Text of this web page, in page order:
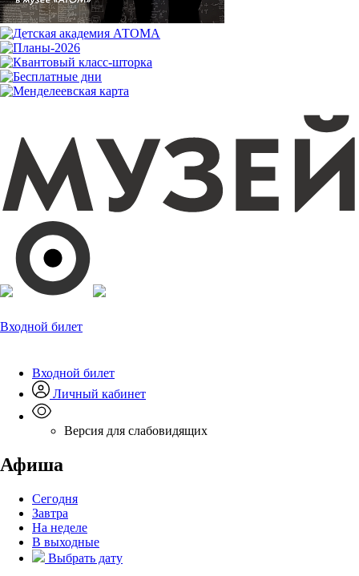
Входной билет
Входной билет
Личный кабинет
Версия для слабовидящих
Афиша
Сегодня
Завтра
На неделе
В выходные
Выбрать дату